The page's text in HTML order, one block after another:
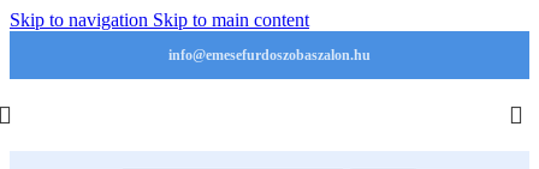
Skip to navigation Skip to main content
info@emesefurdoszobaszalon.hu